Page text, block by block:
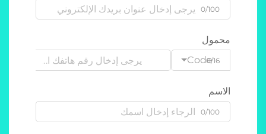
0/100
محمول
Code0/16
الاسم
0/100